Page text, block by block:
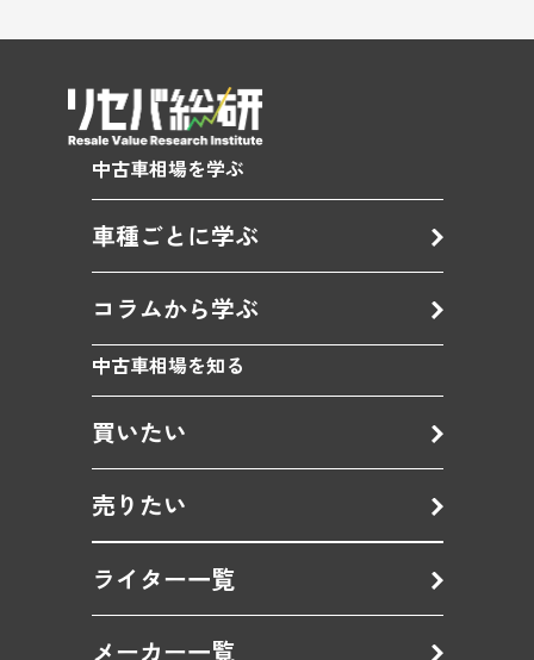
中古車相場を学ぶ
車種ごとに学ぶ
コラムから学ぶ
中古車相場を知る
買いたい
売りたい
ライター一覧
メーカー一覧